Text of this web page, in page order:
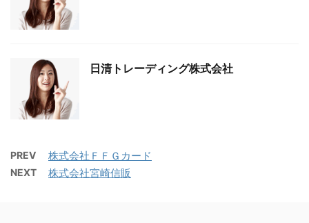
日清トレーディング株式会社
PREV 株式会社ＦＦＧカード
NEXT 株式会社宮崎信販